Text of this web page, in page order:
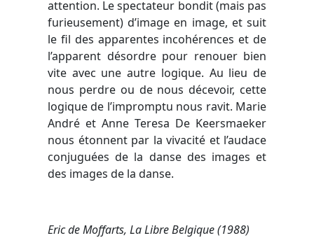
attention. Le spectateur bondit (mais pas
furieusement) d’image en image, et suit
le fil des apparentes incohérences et de
l’apparent désordre pour renouer bien
vite avec une autre logique. Au lieu de
nous perdre ou de nous décevoir, cette
logique de l’impromptu nous ravit. Marie
André et Anne Teresa De Keersmaeker
nous étonnent par la vivacité et l’audace
conjuguées de la danse des images et
des images de la danse.
Eric de Moffarts, La Libre Belgique (1988)